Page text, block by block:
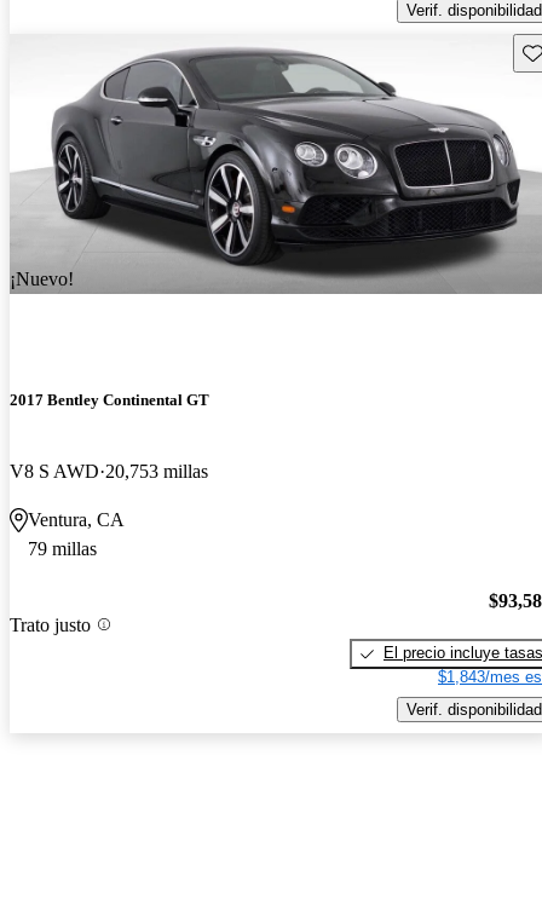
Verif. disponibilidad
¡Nuevo!
2017 Bentley Continental GT
V8 S AWD 20,753 millas
Ventura, CA
79 millas
Trato justo
El precio incluye tasas
$1,843/mes
Verif. disponibilidad